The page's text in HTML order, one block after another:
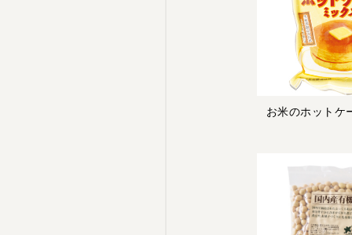
お米のホットケ